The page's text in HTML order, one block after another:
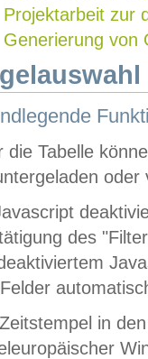
Projektarbeit zur
Generierung von
die Tabelle
oder
des
in